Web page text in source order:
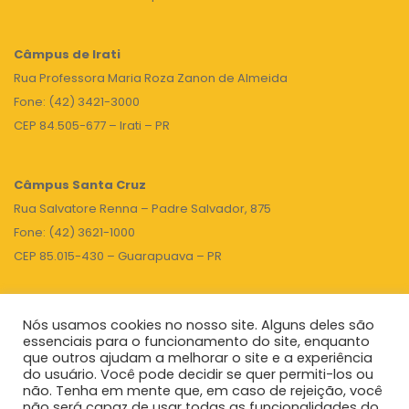
Câmpus de Irati
Rua Professora Maria Roza Zanon de Almeida
Fone: (42) 3421-3000
CEP 84.505-677 – Irati – PR
Câmpus Santa Cruz
Rua Salvatore Renna – Padre Salvador, 875
Fone: (42) 3621-1000
CEP 85.015-430 – Guarapuava – PR
TOPO
Unicentro |Governo do Paraná|Seti| Agenda do Reitor
Nós usamos cookies no nosso site. Alguns deles são
essenciais para o funcionamento do site, enquanto
que outros ajudam a melhorar o site e a experiência
do usuário. Você pode decidir se quer permiti-los ou
não. Tenha em mente que, em caso de rejeição, você